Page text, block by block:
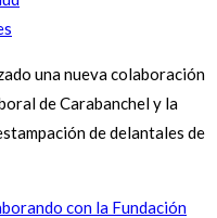
una nueva colaboración
de Carabanchel y la
de delantales de
con la Fundación